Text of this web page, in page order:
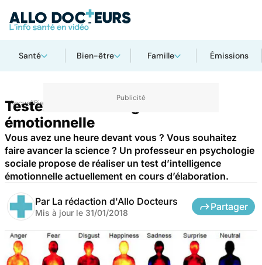
Santé Bien-être Famille Émissions
AccueilBien-être
Testez votre intelligence
émotionnelle
Vous avez une heure devant vous ? Vous souhaitez
faire avancer la science ? Un professeur en psychologie
sociale propose de réaliser un test d’intelligence
émotionnelle actuellement en cours d’élaboration.
Par La rédaction d'Allo Docteurs
Mis à jour le 31/01/2018
Partager